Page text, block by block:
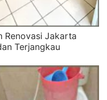
Renovasi Jakarta
Terjangkau